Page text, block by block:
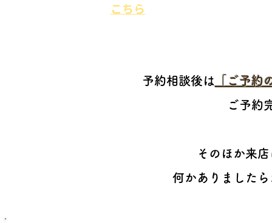
こちら
予約相談後は 「ご予約
ご予約
そのほか来
何かありました